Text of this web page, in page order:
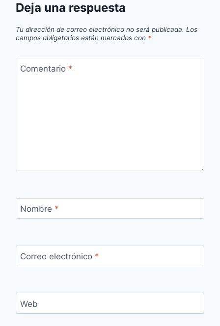
Deja una respuesta
Tu dirección de correo electrónico no será publicada. Los
campos obligatorios están marcados con *
Comentario *
Nombre *
Correo electrónico *
Web